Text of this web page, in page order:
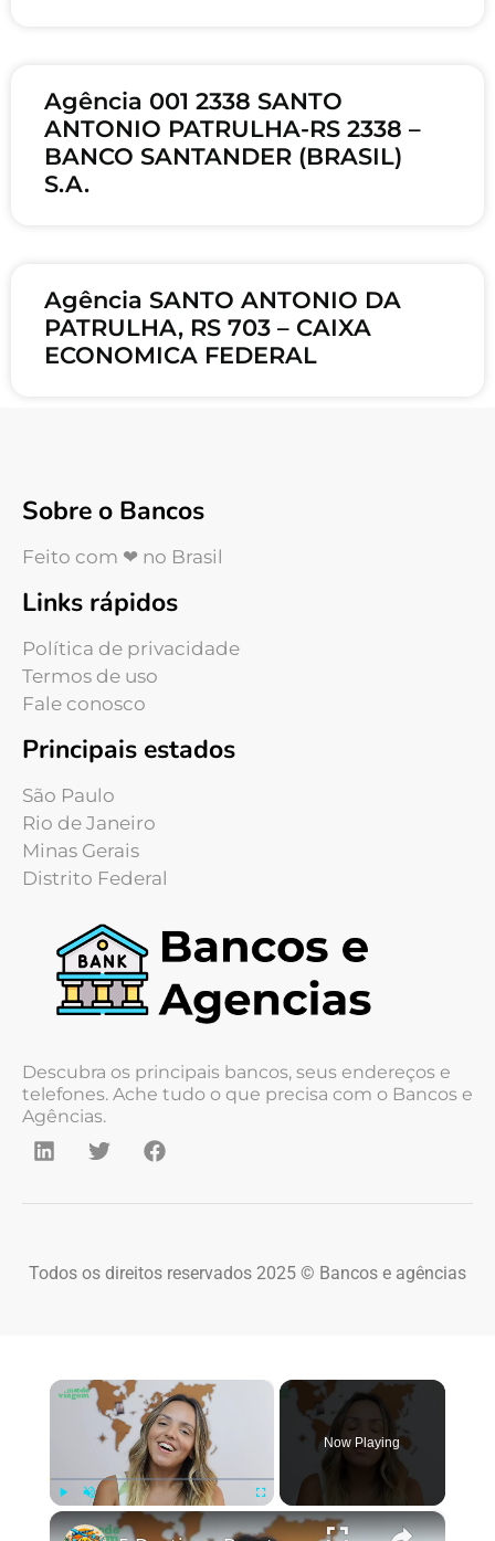
Agência 001 2338 SANTO
ANTONIO PATRULHA-RS 2338 –
BANCO SANTANDER (BRASIL)
S.A.
Agência SANTO ANTONIO DA
PATRULHA, RS 703 – CAIXA
ECONOMICA FEDERAL
Sobre o Bancos
Feito com ❤ no Brasil
Links rápidos
Política de privacidade
Termos de uso
Fale conosco
Principais estados
São Paulo
Rio de Janeiro
Minas Gerais
Distrito Federal
Descubra os principais bancos, seus endereços e
telefones. Ache tudo o que precisa com o Bancos e
Agências.
Todos os direitos reservados 2025 © Bancos e agências
×
Fullscreen
Now Playing
×